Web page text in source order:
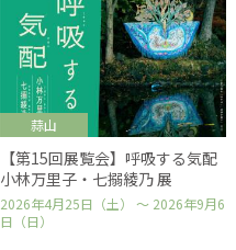
蒜山
【第15回展覧会】呼吸する気配
小林万里子・七搦綾乃 展
2026年4月25日（土） ～ 2026年9月6
日（日）